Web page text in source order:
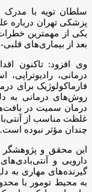
سلطان تویه با مدرک
پزشکی تهران درباره
یکی از مهمترین
بعد از بیماری‌های
وی افزود: تاکنون
درمانی، رادیوتراپی،
فارماکولوژیک برای
روش‌های درمانی به
درمان سمیت در
غلظت مناسب از
چندان مؤثر نبوده است.
این محقق و پژوهشگر
دارویی و
گیرنده‌های مهاری به
به محیط تومور با